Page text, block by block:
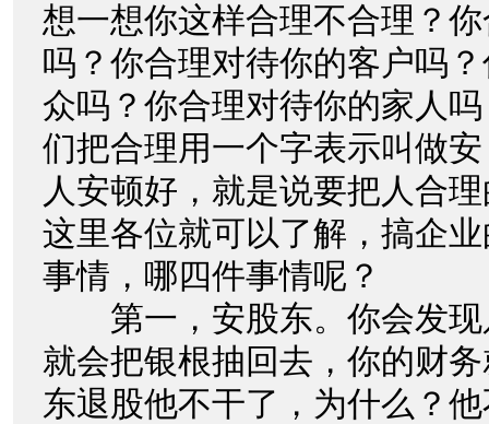
想一想你这样合理不合理？
吗？你合理对待你的客户吗
众吗？你合理对待你的家人
们把合理用一个字表示叫做
人安顿好，就是说要把人合
这里各位就可以了解，搞企
事情，哪四件事情呢？
第一，安股东。你会发现
就会把银根抽回去，你的财
东退股他不干了，为什么？